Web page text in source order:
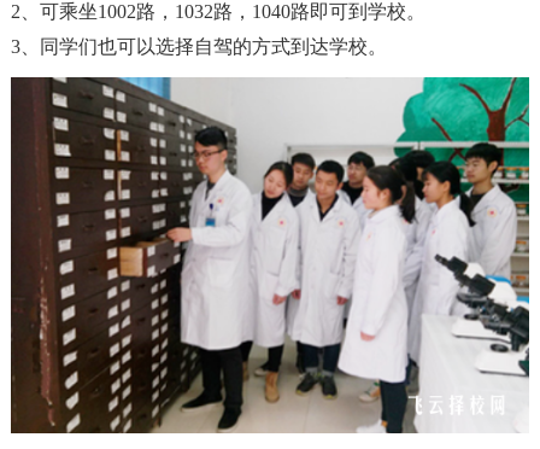
2、可乘坐1002路，1032路，1040路即可到学校。
3、同学们也可以选择自驾的方式到达学校。